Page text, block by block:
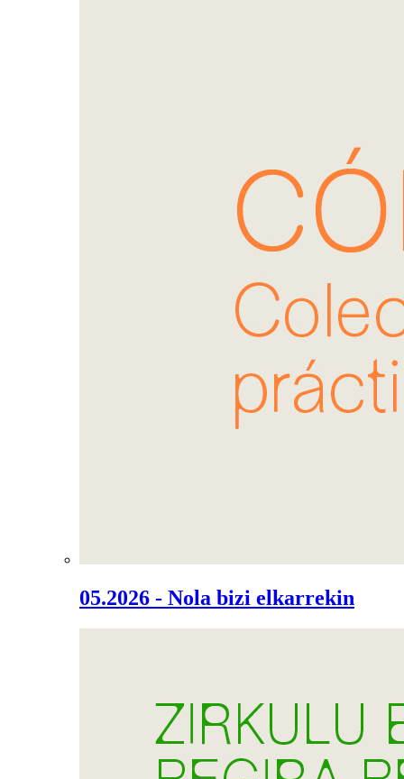
05.2026 - Nola bizi elkarrekin